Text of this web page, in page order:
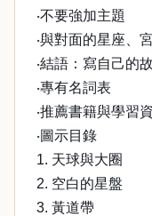
‧不要強加主題
‧與對面的星座、
‧結語：寫自己的
‧專有名詞表
‧推薦書籍與學習
‧圖示目錄
1. 天球與大圈
2. 空白的星盤
3. 黃道帶